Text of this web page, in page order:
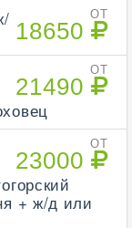
ОТ
18650
ОТ
21490
ОТ
23000
+ ж/д или